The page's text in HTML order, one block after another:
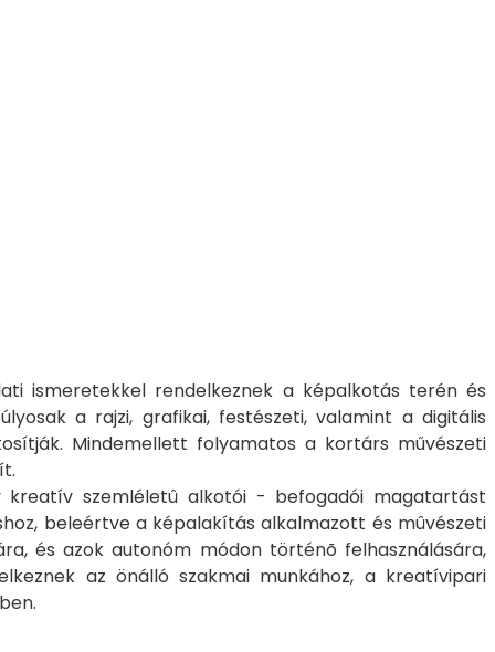
ismeretekkel rendelkeznek a képalkotás terén és
a rajzi, grafikai, festészeti, valamint a digitális
Mindemellett folyamatos a kortárs művészeti
szemléletû alkotói - befogadói magatartást
beleértve a képalakítás alkalmazott és mûvészeti
és azok autonóm módon történõ felhasználására,
az önálló szakmai munkához, a kreatívipari